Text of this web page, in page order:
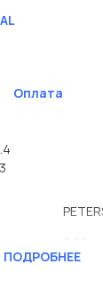
Оплата
ПОДРОБНЕЕ